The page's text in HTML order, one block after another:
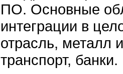
ПО. Основные
интеграции в
отрасль, металл
транспорт, банки.